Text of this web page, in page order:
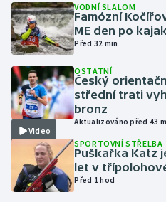
Jezdectví
Judo
Krasobruslení
Lezení
Lyže a snowboard
Moderní pětiboj
VODNÍ SLALOM
Famózní
ME den po
Před 32 min
Video
OSTATNÍ
Český
střední trati
bronz
Aktualizováno před 43
SPORTOVNÍ STŘELBA
Puškařka Katz
let v
Před 1 hod